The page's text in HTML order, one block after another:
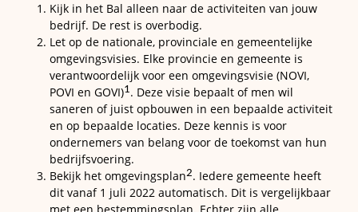
Kijk in het Bal alleen naar de activiteiten van jouw
bedrijf. De rest is overbodig.
Let op de nationale, provinciale en gemeentelijke
omgevingsvisies. Elke provincie en gemeente is
verantwoordelijk voor een omgevingsvisie (NOVI,
POVI en GOVI)1. Deze visie bepaalt of men wil
saneren of juist opbouwen in een bepaalde activiteit
en op bepaalde locaties. Deze kennis is voor
ondernemers van belang voor de toekomst van hun
bedrijfsvoering.
Bekijk het omgevingsplan2. Iedere gemeente heeft
dit vanaf 1 juli 2022 automatisch. Dit is vergelijkbaar